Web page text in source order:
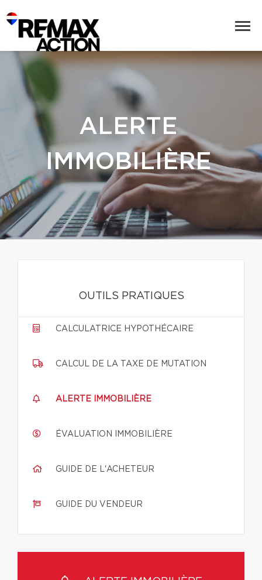
ALERTE
IMMOBILIÈRE
OUTILS PRATIQUES
CALCULATRICE HYPOTHÉCAIRE
CALCUL DE LA TAXE DE MUTATION
ALERTE IMMOBILIÈRE
ÉVALUATION IMMOBILIÈRE
GUIDE DE L'ACHETEUR
GUIDE DU VENDEUR